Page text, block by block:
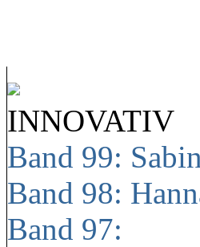
INNOVATIV
Band 99:
Band 98:
Band 97: